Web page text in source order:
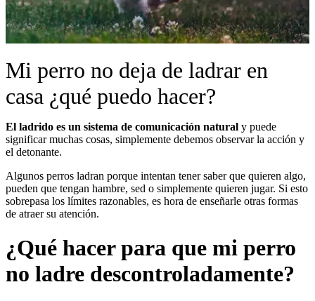
Mi perro no deja de ladrar en
casa ¿qué puedo hacer?
El ladrido es un sistema de comunicación natural y puede
significar muchas cosas, simplemente debemos observar la acción y
el detonante.
Algunos perros ladran porque intentan tener saber que quieren algo,
pueden que tengan hambre, sed o simplemente quieren jugar. Si esto
sobrepasa los límites razonables, es hora de enseñarle otras formas
de atraer su atención.
¿Qué hacer para que mi perro
no ladre descontroladamente?